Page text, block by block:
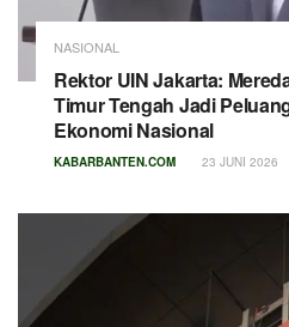
NASIONAL
Rektor UIN Jakarta:
Timur Tengah Jadi
Ekonomi Nasional
KABARBANTEN.COM 23 JUNI 2026